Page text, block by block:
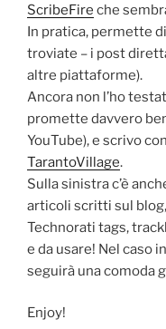
ScribeFire che
In pratica, permette
troviate – i post
altre piattaforme).
Ancora non l’ho
promette davvero
YouTube), e scrivo
TarantoVillage.
Sulla sinistra c’è
articoli scritti sul
Technorati tags,
e da usare! Nel caso
seguirà una comoda
Enjoy!